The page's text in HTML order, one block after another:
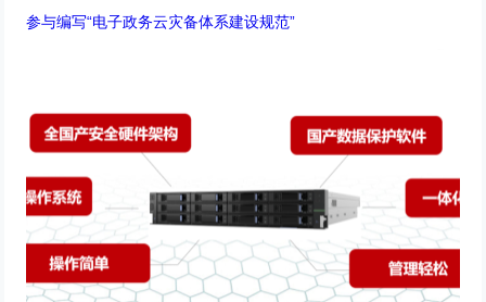
参与编写“电子政务云灾备体系建设规范”